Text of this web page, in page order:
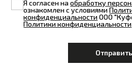
Я согласен наобработку
ознакомлен с условиями
конфиденциальностиООО
Политики конфиденциальности